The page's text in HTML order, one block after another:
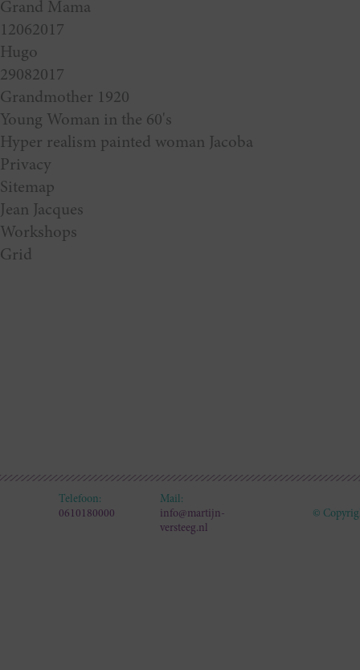
Grand Mama
12062017
Hugo
29082017
Grandmother 1920
Young Woman in the 60's
Hyper realism painted woman Jacoba
Privacy
Sitemap
Jean Jacques
Workshops
Grid
Telefoon:
0610180000
Mail:
info@martijn-
versteeg.nl
©